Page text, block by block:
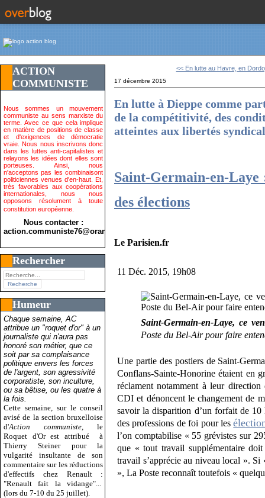
ACTION
COMMUNISTE
Nous sommes un mouvement
communiste au sens marxiste du
terme. Avec ce que cela implique
en matière de positions de classe
et d'exigences de démocratie
vraie. Nous nous inscrivons donc
dans les luttes anti-capitalistes et
relayons les idées dont elles sont
porteuses. Ainsi, nous
n'acceptons pas les combinaisont
politiciennes venues d'en-haut. Et,
très favorables aux coopérations
internationales, nous nous
opposons résolument à toute
constitution européenne.
Nous contacter :
action.communiste76@orange.fr>
Rechercher
Humeur
Chaque semaine, AC
attribue un "roquet d'or" à un
journaliste qui n'aura pas
honoré son métier, que ce
soit par sa complaisance
politique envers les forces
de l'argent, son agressivité
corporatiste, son inculture,
ou sa bêtise, ou les quatre à
la fois.
Cette semaine, sur le conseil
avisé de la section bruxelloise
d'Action communiste , le
Roquet d'Or est attribué
à
Thierry Steiner pour la
vulgarité insultante de son
commentaire sur les réductions
d'effectifs chez Renault :
"Renault fait la vidange"...
(lors du 7-10 du 25 juillet).
<< En lutte au Havre, en
17 décembre 2015
En lutte à Dieppe comme
de la compétitivité, des
atteintes aux libertés
Saint-Germain-en-
des élections
Le Parisien.fr
11 Déc. 2015, 19h08
Saint-Germain-en-Laye, ce
Poste du Bel-Air pour faire
Une partie des postiers de Saint-
Conflans-Sainte-Honorine étaient en
réclament notamment à leur direction
CDI et dénoncent le changement de
savoir la disparition d’un forfait de 10
des professions de foi pour les
l’on comptabilise « 55 grévistes sur
que « tout travail supplémentaire
travail s’apprécie au niveau local ».
», La Poste reconnaît toutefois «